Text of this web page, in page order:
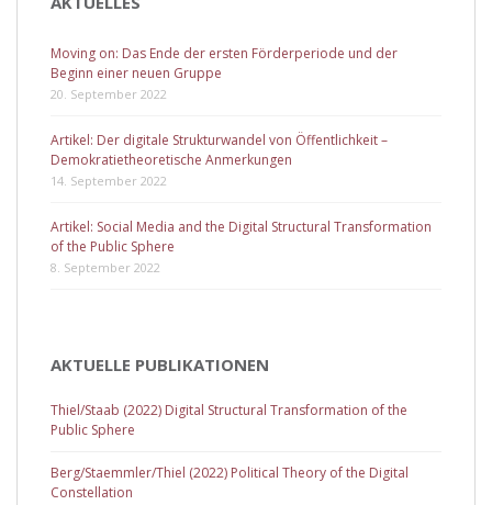
Moving on: Das Ende der ersten Förderperiode und der
Beginn einer neuen Gruppe
20. September 2022
Artikel: Der digitale Strukturwandel von Öffentlichkeit –
Demokratietheoretische Anmerkungen
14. September 2022
Artikel: Social Media and the Digital Structural Transformation
of the Public Sphere
8. September 2022
AKTUELLE PUBLIKATIONEN
Thiel/Staab (2022) Digital Structural Transformation of the
Public Sphere
Berg/Staemmler/Thiel (2022) Political Theory of the Digital
Constellation